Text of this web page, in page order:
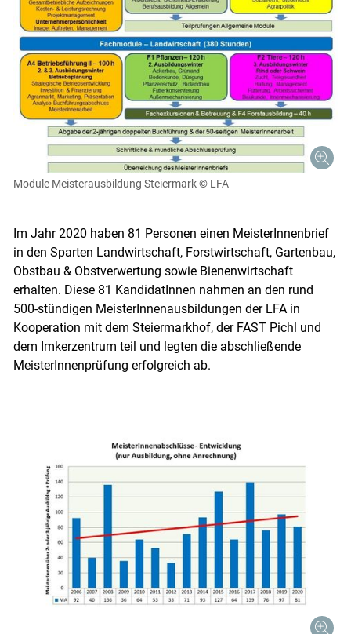
Module Meisterausbildung Steiermark © LFA
Im Jahr 2020 haben 81 Personen einen MeisterInnenbrief
in den Sparten Landwirtschaft, Forstwirtschaft, Gartenbau,
Obstbau & Obstverwertung sowie Bienenwirtschaft
erhalten. Diese 81 KandidatInnen nahmen an den rund
500-stündigen MeisterInnenausbildungen der LFA in
Kooperation mit dem Steiermarkhof, der FAST Pichl und
dem Imkerzentrum teil und legten die abschließende
MeisterInnenprüfung erfolgreich ab.